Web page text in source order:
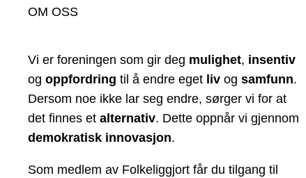
OM OSS
Vi er foreningen som gir deg mulighet, insentiv
og oppfordring til å endre eget liv og samfunn.
Dersom noe ikke lar seg endre, sørger vi for at
det finnes et alternativ. Dette oppnår vi gjennom
demokratisk innovasjon.
Som medlem av Folkeliggjort får du tilgang til